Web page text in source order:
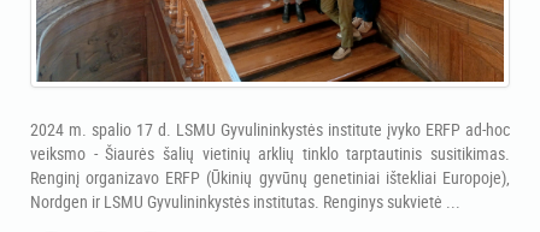
2024 m. spalio 17 d. LSMU Gyvulininkystės institute įvyko ERFP ad-hoc
veiksmo - Šiaurės šalių vietinių arklių tinklo tarptautinis susitikimas.
Renginį organizavo ERFP (Ūkinių gyvūnų genetiniai ištekliai Europoje),
Nordgen ir LSMU Gyvulininkystės institutas. Renginys sukvietė ...